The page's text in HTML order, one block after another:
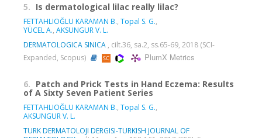
5. Is dermatological lilac really lilac?
FETTAHLIOĞLU KARAMAN B., Topal S. G.,
YÜCEL A., AKSUNGUR V. L.
DERMATOLOGICA SINICA , cilt.36, sa.2, ss.65-69, 2018 (SCI-
Expanded, Scopus)
PlumX Metrics
6. Patch and Prick Tests in Hand Eczema: Results
of A Sixty Seven Patient Series
FETTAHLIOĞLU KARAMAN B., Topal S. G.,
AKSUNGUR V. L.
TURK DERMATOLOJI DERGISI-TURKISH JOURNAL OF